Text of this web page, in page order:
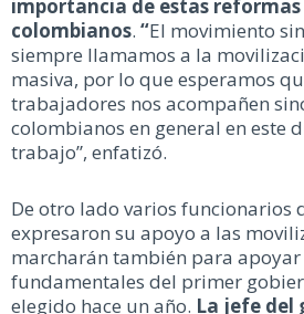
importancia de estas reformas
colombianos. “El movimiento
siempre llamamos a la
masiva, por lo que esperamos
trabajadores nos acompañen
colombianos en general en este
trabajo”, enfatizó.
De otro lado varios funcionarios
expresaron su apoyo a las
marcharán también para
fundamentales del primer
elegido hace un año. La jefe del